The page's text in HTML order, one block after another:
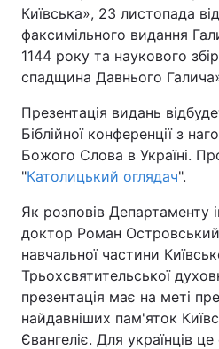
Київська», 23 листопада
факсимільного видання
1144 року та наукового
спадщина Давнього
Презентація видань
Біблійної конференції з
Божого Слова в Україні.
"Католицький оглядач".
Як розповів Департаменту
доктор Роман
навчальної частини
Трьохсвятительської
презентація має на меті
найдавніших пам'яток
Євангеліє. Для українців